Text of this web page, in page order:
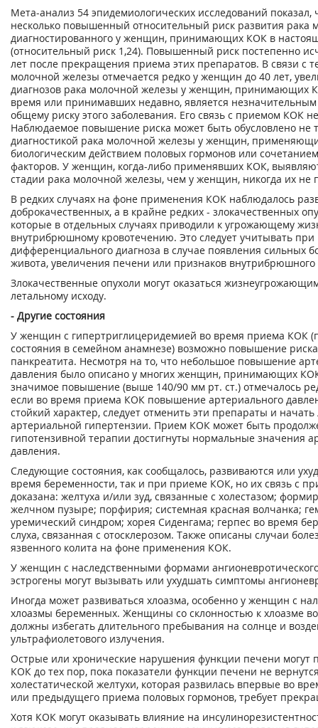
Мета-анализ 54 эпидемиологических исследований показал,
несколько повышенный относительный риск развития рака
диагностированного у женщин, принимающих КОК в
(относительный риск 1,24). Повышенный риск постепенно
лет после прекращения приема этих препаратов. В связи с
молочной железы отмечается редко у женщин до 40 лет,
диагнозов рака молочной железы у женщин, принимающих
время или принимавших недавно, является
общему риску этого заболевания. Его связь с приемом КОК
Наблюдаемое повышение риска может быть обусловлено не
диагностикой рака молочной железы у женщин,
биологическим действием половых гормонов или
факторов. У женщин, когда-либо применявших КОК,
стадии рака молочной железы, чем у женщин, никогда их не
В редких случаях на фоне применения КОК наблюдалось
доброкачественных, а в крайне редких - злокачественных
которые в отдельных случаях приводили к угрожающему
внутрибрюшному кровотечению. Это следует учитывать
дифференциального диагноза в случае появления сильных
живота, увеличения печени или признаков внутрибрюшного
Злокачественные опухоли могут оказаться
летальному исходу.
- Другие состояния
У женщин с гипертриглицеридемией во время приема КОК
состояния в семейном анамнезе) возможно повышение
панкреатита. Несмотря на то, что небольшое повышение
давления было описано у многих женщин, принимающих
значимое повышение (выше 140/90 мм рт. ст.) отмечалось
если во время приема КОК повышение артериального
стойкий характер, следует отменить эти препараты и
артериальной гипертензии. Прием КОК может быть
гипотензивной терапии достигнуты нормальные значения
давления.
Следующие состояния, как сообщалось, развиваются или
время беременности, так и при приеме КОК, но их связь с
доказана: желтуха и/или зуд, связанные с холестазом;
желчном пузыре; порфирия; системная красная волчанка;
уремический синдром; хорея Сиденгама; герпес во время
слуха, связанная с отосклерозом. Также описаны случаи
язвенного колита на фоне применения КОК.
У женщин с наследственными формами
эстрогены могут вызывать или ухудшать симптомы
Иногда может развиваться хлоазма, особенно у женщин с
хлоазмы беременных. Женщины со склонностью к хлоазме
должны избегать длительного пребывания на солнце и
ультрафиолетового излучения.
Острые или хронические нарушения функции печени могут
КОК до тех пор, пока показатели функции печени не
холестатической желтухи, которая развилась впервые во
или предыдущего приема половых гормонов, требует
Хотя КОК могут оказывать влияние на